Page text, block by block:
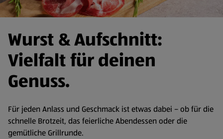
Wurst & Aufschnitt:
Vielfalt für deinen
Genuss.
Für jeden Anlass und Geschmack ist etwas dabei – ob für die
schnelle Brotzeit, das feierliche Abendessen oder die
gemütliche Grillrunde.